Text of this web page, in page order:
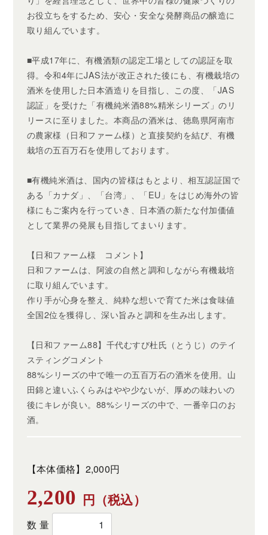
お役立ちをするため、安心・安全な発酵商品の醸造に
取り組んでいます。
■平成17年に、有機酒類の認定工場としての認証を取
得。令和4年にJAS法が改正された後にも、有機栽培の
酒米を使用した日本酒造りを目指し、この度、「JAS
認証」を受けた「有機純米酒88%精米シリーズ」のリ
リースに至りました。本商品の酒米は、徳島県阿南市
の農家様（日和ファーム様）と直接契約を結び、有機
栽培の五百万石を使用しております。
■有機純米酒は、国内の皆様はもとより、相互認証国で
ある「カナダ」、「台湾」、「EU」をはじめ海外の皆
様にもご案内を行っていき、日本酒の新たな付加価値
として業界の発展も目指してまいります。
【日和ファーム様 コメント】
日和ファームは、阿波の自然と調和しながら有機栽培
に取り組んでいます。
作り手が心身を整え、純粋な想いで育てた米は食味値
全国2位を獲得し、深い旨みと調和を生み出します。
【日和ファーム88】千代むすび杜氏（とうじ）のテイ
スティングコメント
88%シリーズの中で唯一の五百万石の酒米を使用。山
田錦と違いふくらみはやや少ないが、厚めの味わいの
後にキレが良い。88%シリーズの中で、一番辛口のお
酒。
【本体価格】2,000円
2,200 円（税込）
数量